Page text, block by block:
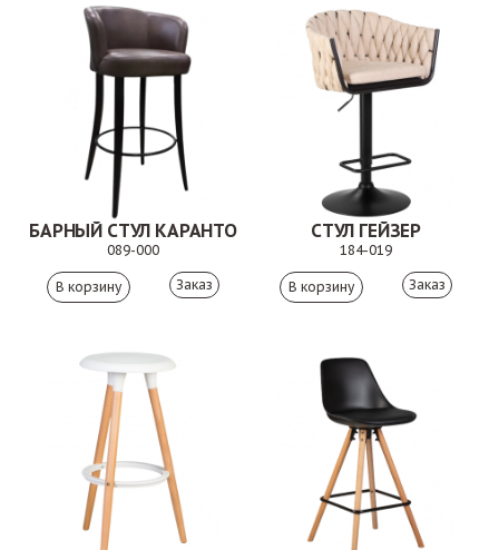
БАРНЫЙ СТУЛ КАРАНТО
089-000
Заказ
СТУЛ ГЕЙЗЕР
184-019
Заказ